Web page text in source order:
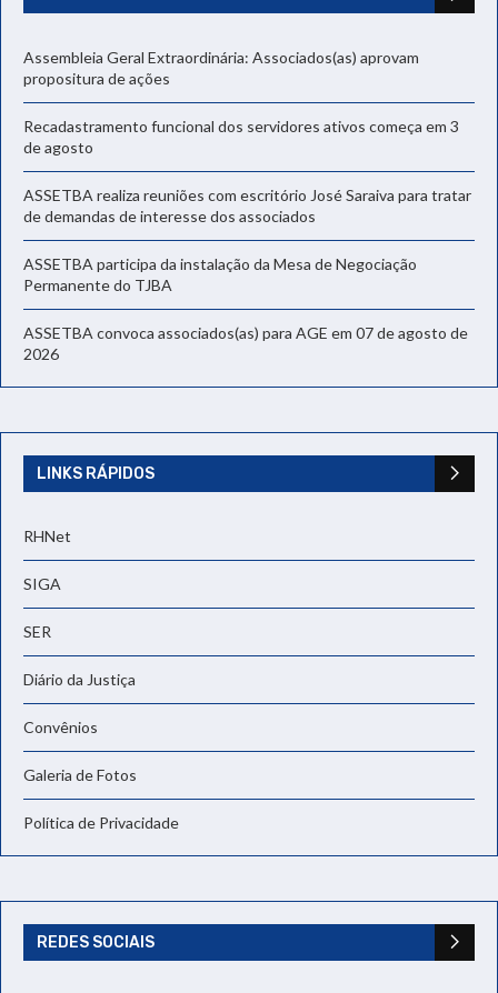
Assembleia Geral Extraordinária: Associados(as) aprovam
propositura de ações
Recadastramento funcional dos servidores ativos começa em 3
de agosto
ASSETBA realiza reuniões com escritório José Saraiva para tratar
de demandas de interesse dos associados
ASSETBA participa da instalação da Mesa de Negociação
Permanente do TJBA
ASSETBA convoca associados(as) para AGE em 07 de agosto de
2026
LINKS RÁPIDOS
RHNet
SIGA
SER
Diário da Justiça
Convênios
Galeria de Fotos
Política de Privacidade
REDES SOCIAIS